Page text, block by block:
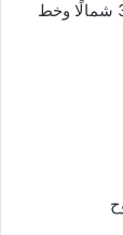
كيلومتر شمال مرسى مطروح، عند خط عرض 35.70 شمالًا وخط